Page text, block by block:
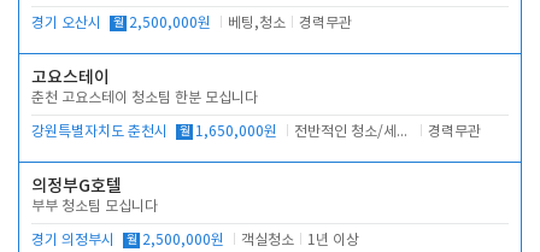
경기 오산시 월 2,500,000원 베팅,청소 경력무관
고요스테이
춘천 고요스테이 청소팀 한분 모십니다
강원특별자치도 춘천시 월 1,650,000원 전반적인 청소/세탁업무 경력무관
의정부G호텔
부부 청소팀 모십니다
경기 의정부시 월 2,500,000원 객실청소 1년 이상